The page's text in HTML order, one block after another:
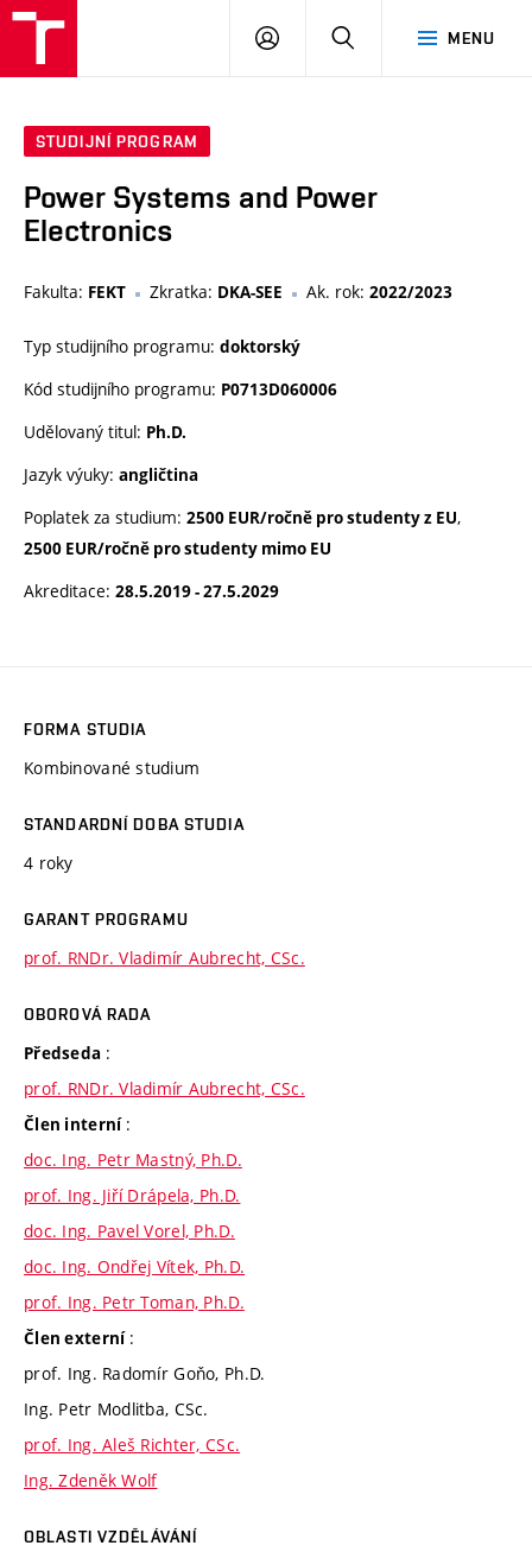
MENU
PŘIHLÁSIT
STUDIJNÍ PROGRAM
Power Systems and Power
Electronics
Fakulta: FEKT Zkratka: DKA-SEE Ak. rok: 2022/2023
Typ studijního programu: doktorský
Kód studijního programu: P0713D060006
Udělovaný titul: Ph.D.
Jazyk výuky: angličtina
Poplatek za studium: 2500 EUR/ročně pro studenty z EU,
2500 EUR/ročně pro studenty mimo EU
Akreditace: 28.5.2019 - 27.5.2029
FORMA STUDIA
Kombinované studium
STANDARDNÍ DOBA STUDIA
4 roky
GARANT PROGRAMU
prof. RNDr. Vladimír Aubrecht, CSc.
OBOROVÁ RADA
Předseda :
prof. RNDr. Vladimír Aubrecht, CSc.
Člen interní :
doc. Ing. Petr Mastný, Ph.D.
prof. Ing. Jiří Drápela, Ph.D.
doc. Ing. Pavel Vorel, Ph.D.
doc. Ing. Ondřej Vítek, Ph.D.
prof. Ing. Petr Toman, Ph.D.
Člen externí :
prof. Ing. Radomír Goňo, Ph.D.
Ing. Petr Modlitba, CSc.
prof. Ing. Aleš Richter, CSc.
Ing. Zdeněk Wolf
OBLASTI VZDĚLÁVÁNÍ